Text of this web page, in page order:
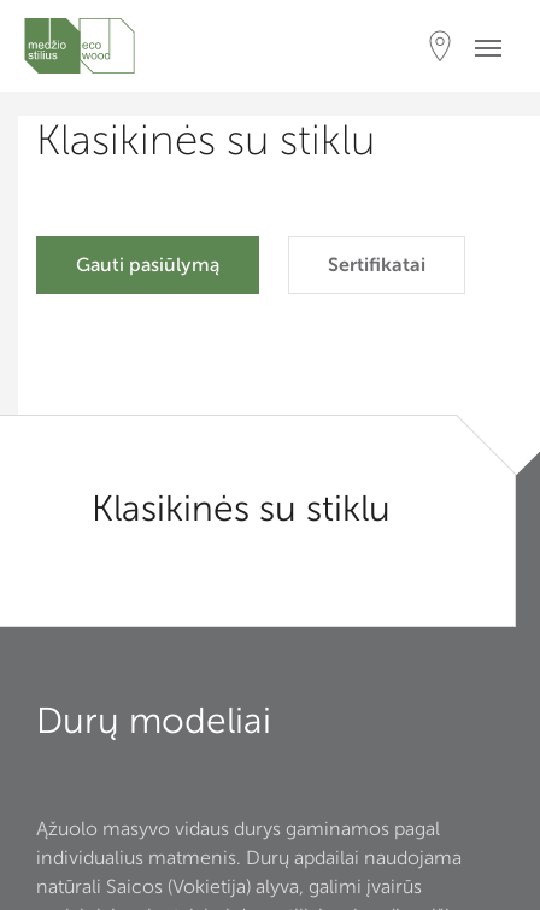
Klasikinės su stiklu
Gauti pasiūlymą Sertifikatai
Klasikinės su stiklu
Durų modeliai
Ąžuolo masyvo vidaus durys gaminamos pagal
individualius matmenis. Durų apdailai naudojama
natūrali Saicos (Vokietija) alyva, galimi įvairūs